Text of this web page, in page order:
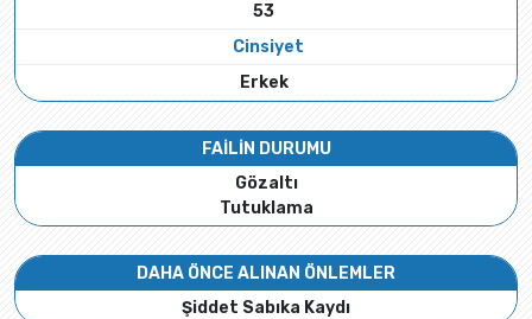
53
Cinsiyet
Erkek
FAİLİN DURUMU
Gözaltı
Tutuklama
DAHA ÖNCE ALINAN ÖNLEMLER
Şiddet Sabıka Kaydı